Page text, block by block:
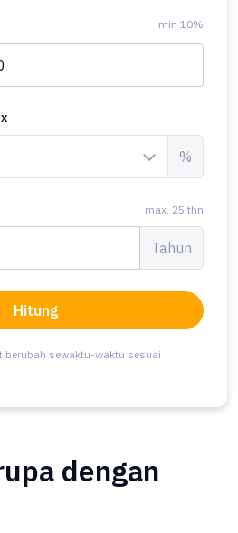
min 10%
%
max. 25 thn
Tahun
Hitung
sewaktu-waktu sesuai
dengan